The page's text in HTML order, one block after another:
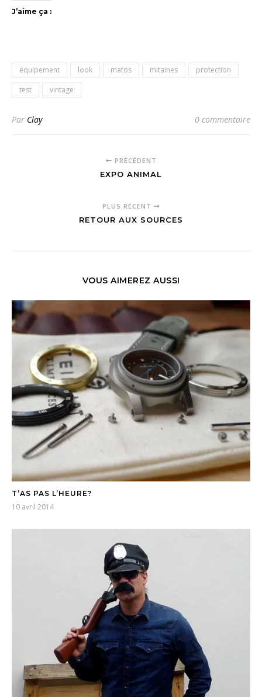
J’aime ça :
équipement look matos mitaines
protection
test
vintage
Par Clay 0 commentaire
PRÉCÉDENT
EXPO ANIMAL
PLUS RÉCENT
RETOUR AUX SOURCES
VOUS AIMEREZ AUSSI
T’AS PAS L’HEURE?
10 avril 2014